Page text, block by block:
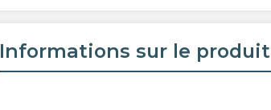
Informations sur le produit